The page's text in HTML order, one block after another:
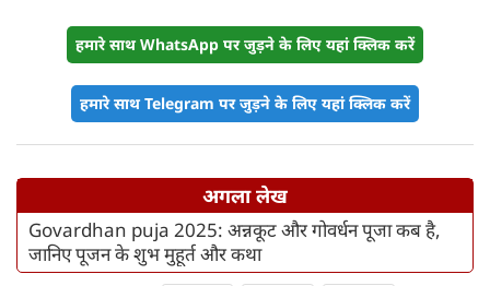
हमारे साथ WhatsApp पर जुड़ने के लिए यहां क्लिक करें
हमारे साथ Telegram पर जुड़ने के लिए यहां क्लिक करें
अगला लेख
Govardhan puja 2025: अन्नकूट और गोवर्धन पूजा कब है,
जानिए पूजन के शुभ मुहूर्त और कथा